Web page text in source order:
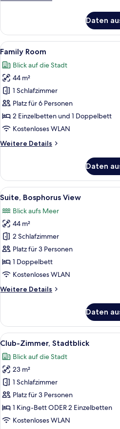
Daten
Alle
Fotos
für
Family
Room
anzeigen
6
Family Room
Blick auf die Stadt
44 m²
1 Schlafzimmer
Platz für 6 Personen
2 Einzelbetten und 1 Doppelbett
Kostenloses WLAN
Weitere Details
Weitere
Room
Daten
Alle
Fotos
für
Suite,
Bosphorus
View
anzeigen
23
Suite, Bosphorus View
Blick aufs Meer
44 m²
2 Schlafzimmer
Platz für 3 Personen
1 Doppelbett
Kostenloses WLAN
Weitere Details
Weitere
Bosphorus
View
Daten
Alle
Fotos
für
Club-
Zimmer,
Stadtblick
anzeigen
7
Club-Zimmer, Stadtblick
Blick auf die Stadt
23 m²
1 Schlafzimmer
Platz für 3 Personen
1 King-Bett ODER 2 Einzelbetten
Kostenloses WLAN